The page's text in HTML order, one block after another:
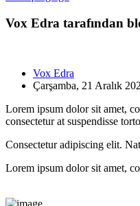
Vox Edra tarafından
Vox Edra
Çarşamba, 21 Aralık
Lorem ipsum dolor sit amet,
consectetur at suspendisse
Consectetur adipiscing elit.
Lorem ipsum dolor sit amet,